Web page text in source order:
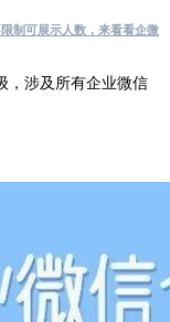
制可展示人数，来看看企微
，涉及所有企业微信